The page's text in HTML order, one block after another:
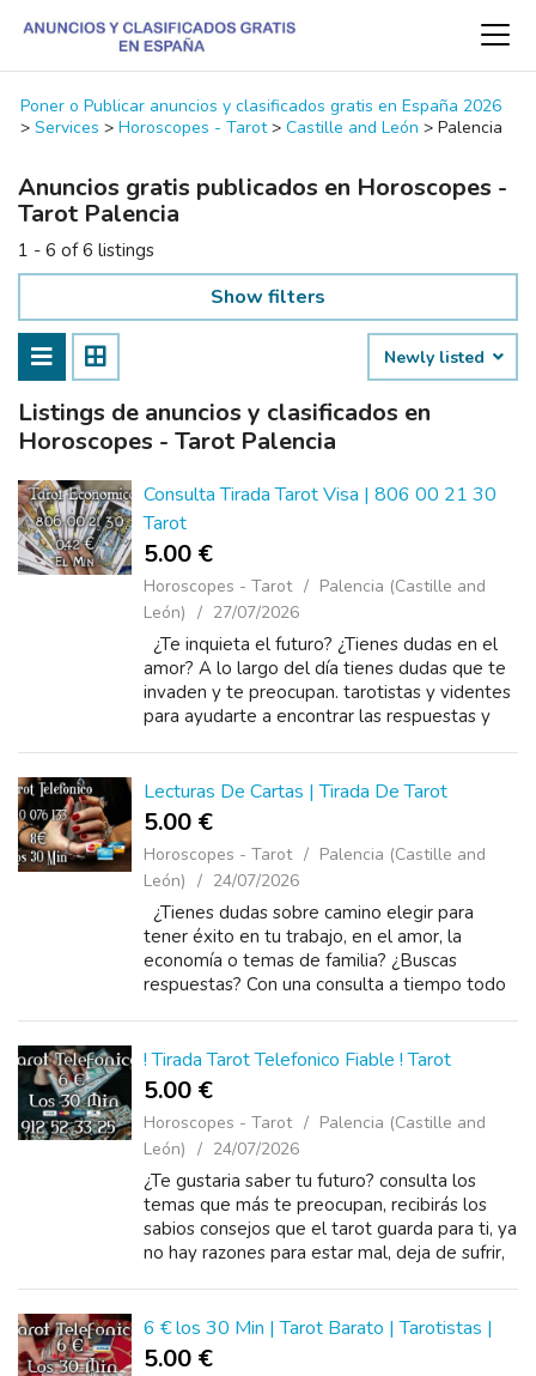
Poner o Publicar anuncios y clasificados gratis en España 2026
> Services > Horoscopes - Tarot > Castille and León > Palencia
Anuncios gratis publicados en Horoscopes -
Tarot Palencia
1 - 6 of 6 listings
Show filters
Newly listed
Listings de anuncios y clasificados en
Horoscopes - Tarot Palencia
Consulta Tirada Tarot Visa | 806 00 21 30
Tarot
5.00 €
Horoscopes - Tarot
Palencia (Castille and
León)
27/07/2026
¿Te inquieta el futuro? ¿Tienes dudas en el
amor? A lo largo del día tienes dudas que te
invaden y te preocupan. tarotistas y videntes
para ayudarte a encontrar las respuestas y
Lecturas De Cartas | Tirada De Tarot
5.00 €
Horoscopes - Tarot
Palencia (Castille and
León)
24/07/2026
¿Tienes dudas sobre camino elegir para
tener éxito en tu trabajo, en el amor, la
economía o temas de familia? ¿Buscas
respuestas? Con una consulta a tiempo todo
! Tirada Tarot Telefonico Fiable ! Tarot
5.00 €
Horoscopes - Tarot
Palencia (Castille and
León)
24/07/2026
¿Te gustaria saber tu futuro? consulta los
temas que más te preocupan, recibirás los
sabios consejos que el tarot guarda para ti, ya
no hay razones para estar mal, deja de sufrir,
6 € los 30 Min | Tarot Barato | Tarotistas |
5.00 €